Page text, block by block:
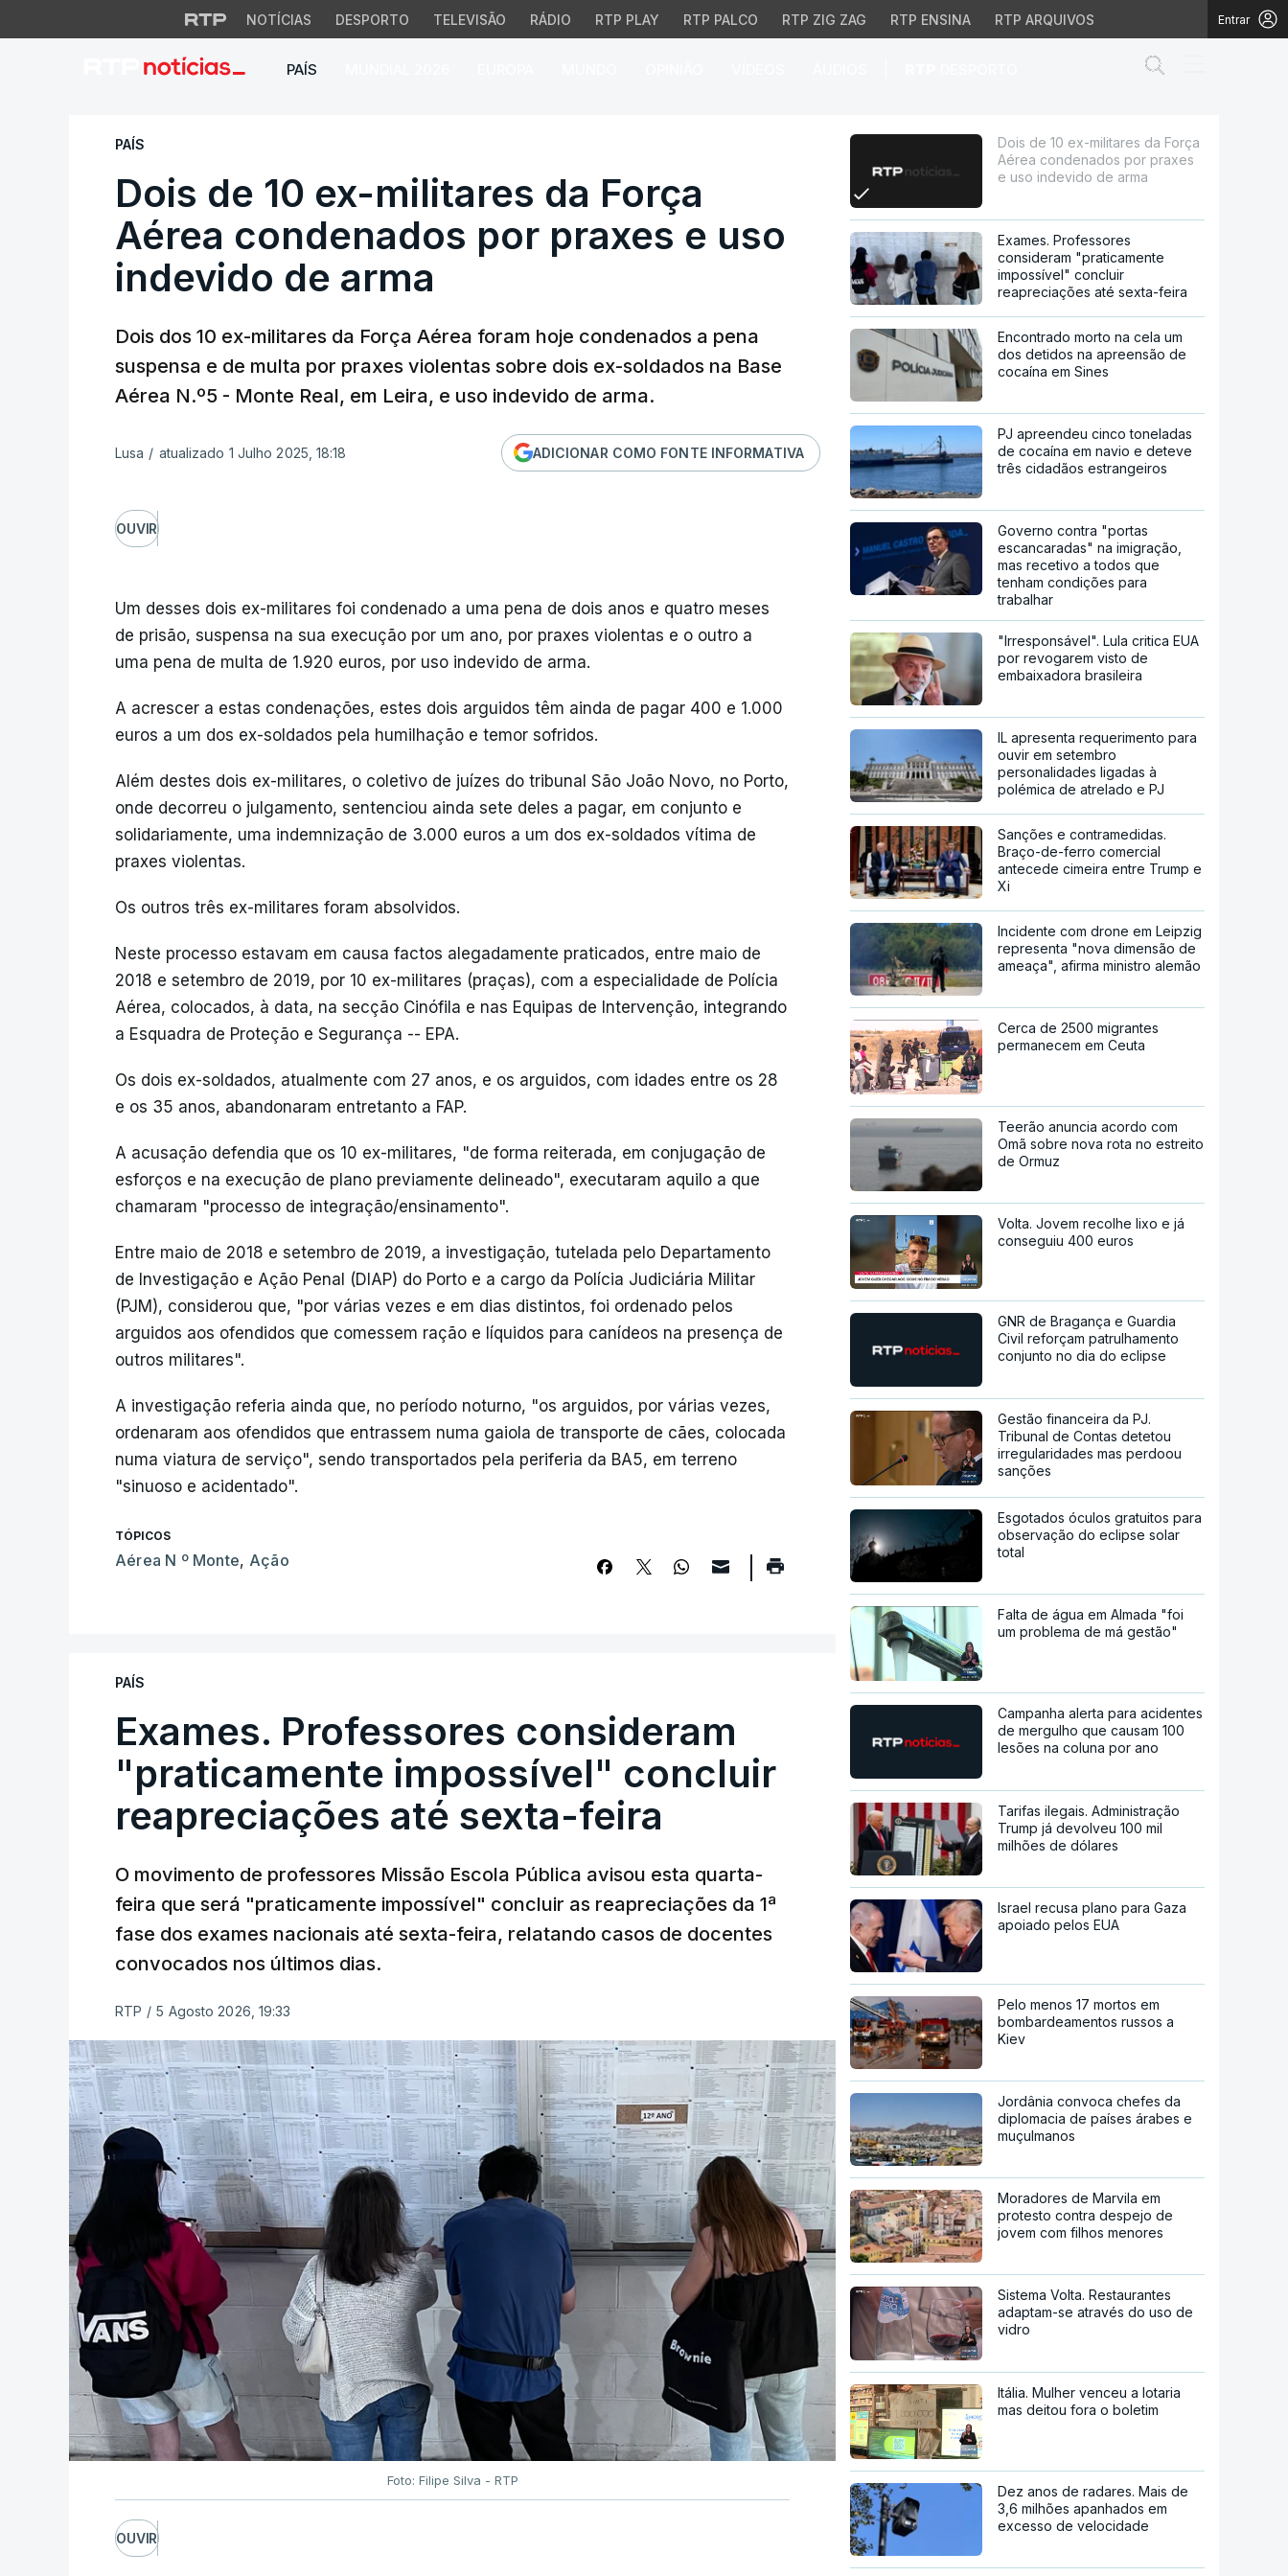
NOTÍCIAS DESPORTO TELEVISÃO RÁDIO RTP PLAY RTP PALCO RTP ZIG ZAG RTP ENSINA RTP ARQUIVOS Entrar
PAÍS
Dois de 10 ex-militares da Força Aérea condenados por praxes e
PAÍS
Dois de 10 ex-militares da Força
Aérea condenados por praxes e uso
indevido de arma
Dois dos 10 ex-militares da Força Aérea foram hoje condenados a pena
suspensa e de multa por praxes violentas sobre dois ex-soldados na Base
Aérea N.º5 - Monte Real, em Leira, e uso indevido de arma.
Lusa / atualizado 1 Julho 2025, 18:18 ADICIONAR COMO FONTE INFORMATIVA
OUVIR
Um desses dois ex-militares foi condenado a uma pena de dois anos e quatro meses
de prisão, suspensa na sua execução por um ano, por praxes violentas e o outro a
uma pena de multa de 1.920 euros, por uso indevido de arma.
A acrescer a estas condenações, estes dois arguidos têm ainda de pagar 400 e 1.000
euros a um dos ex-soldados pela humilhação e temor sofridos.
Além destes dois ex-militares, o coletivo de juízes do tribunal São João Novo, no Porto,
onde decorreu o julgamento, sentenciou ainda sete deles a pagar, em conjunto e
solidariamente, uma indemnização de 3.000 euros a um dos ex-soldados vítima de
praxes violentas.
Os outros três ex-militares foram absolvidos.
Neste processo estavam em causa factos alegadamente praticados, entre maio de
2018 e setembro de 2019, por 10 ex-militares (praças), com a especialidade de Polícia
Aérea, colocados, à data, na secção Cinófila e nas Equipas de Intervenção, integrando
a Esquadra de Proteção e Segurança -- EPA.
Os dois ex-soldados, atualmente com 27 anos, e os arguidos, com idades entre os 28
e os 35 anos, abandonaram entretanto a FAP.
A acusação defendia que os 10 ex-militares, "de forma reiterada, em conjugação de
esforços e na execução de plano previamente delineado", executaram aquilo a que
chamaram "processo de integração/ensinamento".
Entre maio de 2018 e setembro de 2019, a investigação, tutelada pelo Departamento
de Investigação e Ação Penal (DIAP) do Porto e a cargo da Polícia Judiciária Militar
(PJM), considerou que, "por várias vezes e em dias distintos, foi ordenado pelos
arguidos aos ofendidos que comessem ração e líquidos para canídeos na presença de
outros militares".
A investigação referia ainda que, no período noturno, "os arguidos, por várias vezes,
ordenaram aos ofendidos que entrassem numa gaiola de transporte de cães, colocada
numa viatura de serviço", sendo transportados pela periferia da BA5, em terreno
"sinuoso e acidentado".
TÓPICOS
Aérea N º Monte, Ação
PAÍS
Exames. Professores consideram
"praticamente impossível" concluir
reapreciações até sexta-feira
O movimento de professores Missão Escola Pública avisou esta quarta-
feira que será "praticamente impossível" concluir as reapreciações da 1ª
fase dos exames nacionais até sexta-feira, relatando casos de docentes
convocados nos últimos dias.
RTP / 5 Agosto 2026, 19:33
Foto: Filipe Silva - RTP
OUVIR
Dois de 10 ex-militares da Força
Aérea condenados por praxes
e uso indevido de arma
Exames. Professores
consideram "praticamente
impossível" concluir
reapreciações até sexta-feira
Encontrado morto na cela um
dos detidos na apreensão de
cocaína em Sines
PJ apreendeu cinco toneladas
de cocaína em navio e deteve
três cidadãos estrangeiros
Governo contra "portas
escancaradas" na imigração,
mas recetivo a todos que
tenham condições para
trabalhar
"Irresponsável". Lula critica EUA
por revogarem visto de
embaixadora brasileira
IL apresenta requerimento para
ouvir em setembro
personalidades ligadas à
polémica de atrelado e PJ
Sanções e contramedidas.
Braço-de-ferro comercial
antecede cimeira entre Trump e
Xi
Incidente com drone em Leipzig
representa "nova dimensão de
ameaça", afirma ministro alemão
Cerca de 2500 migrantes
permanecem em Ceuta
Teerão anuncia acordo com
Omã sobre nova rota no estreito
de Ormuz
Volta. Jovem recolhe lixo e já
conseguiu 400 euros
GNR de Bragança e Guardia
Civil reforçam patrulhamento
conjunto no dia do eclipse
Gestão financeira da PJ.
Tribunal de Contas detetou
irregularidades mas perdoou
sanções
Esgotados óculos gratuitos para
observação do eclipse solar
total
Falta de água em Almada "foi
um problema de má gestão"
Campanha alerta para acidentes
de mergulho que causam 100
lesões na coluna por ano
Tarifas ilegais. Administração
Trump já devolveu 100 mil
milhões de dólares
Israel recusa plano para Gaza
apoiado pelos EUA
Pelo menos 17 mortos em
bombardeamentos russos a
Kiev
Jordânia convoca chefes da
diplomacia de países árabes e
muçulmanos
Moradores de Marvila em
protesto contra despejo de
jovem com filhos menores
Sistema Volta. Restaurantes
adaptam-se através do uso de
vidro
Itália. Mulher venceu a lotaria
mas deitou fora o boletim
Dez anos de radares. Mais de
3,6 milhões apanhados em
excesso de velocidade